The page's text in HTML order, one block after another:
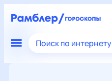
Поиск по интернету